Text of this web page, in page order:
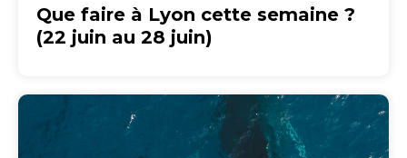
Que faire à Lyon cette semaine ?
(22 juin au 28 juin)